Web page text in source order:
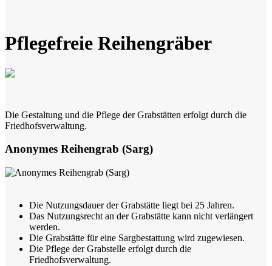
Pflegefreie Reihengräber
Die Gestaltung und die Pflege der Grabstätten erfolgt durch die
Friedhofsverwaltung.
Anonymes Reihengrab (Sarg)
Die Nutzungsdauer der Grabstätte liegt bei 25 Jahren.
Das Nutzungsrecht an der Grabstätte kann nicht verlängert
werden.
Die Grabstätte für eine Sargbestattung wird zugewiesen.
Die Pflege der Grabstelle erfolgt durch die
Friedhofsverwaltung.